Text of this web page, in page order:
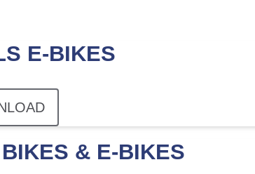
E-BIKES
& E-BIKES